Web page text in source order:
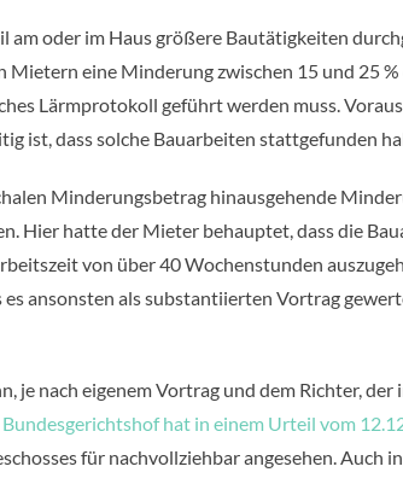
oder im Haus größere Bautätigkeiten
Mietern eine Minderung zwischen 15 und 25
Lärmprotokoll geführt werden muss.
ist, dass solche Bauarbeiten stattgefunden
Minderungsbetrag hinausgehende
Hier hatte der Mieter behauptet, dass die
von über 40 Wochenstunden
ansonsten als substantiierten Vortrag
je nach eigenem Vortrag und dem Richter,
Bundesgerichtshof hat in einem Urteil vom
für nachvollziehbar angesehen. Auch